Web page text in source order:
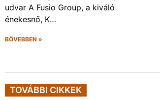
udvar A Fusio Group, a kiváló
énekesnő, K…
BŐVEBBEN »
TOVÁBBI CIKKEK